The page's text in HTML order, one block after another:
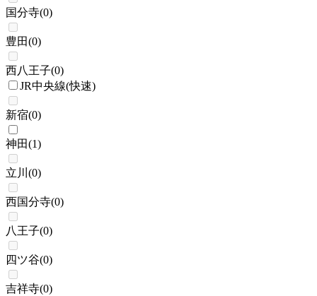
国分寺(0)
豊田(0)
西八王子(0)
JR中央線(快速)
新宿(0)
神田(1)
立川 (0)
西国分寺(0)
八王子(0)
四ツ谷(0)
吉祥寺(0)